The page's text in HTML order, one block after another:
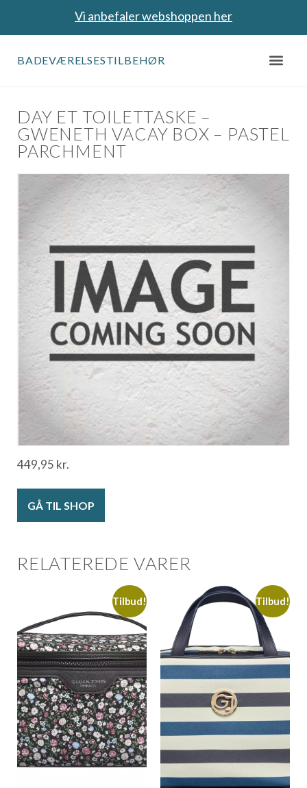
Vi anbefaler webshoppen her
BADEVÆRELSESTILBEHØR
DAY ET TOILETTASKE –
GWENETH VACAY BOX – PASTEL
PARCHMENT
449,95 kr.
GÅ TIL SHOP
RELATEREDE VARER
Tilbud! Tilbud!